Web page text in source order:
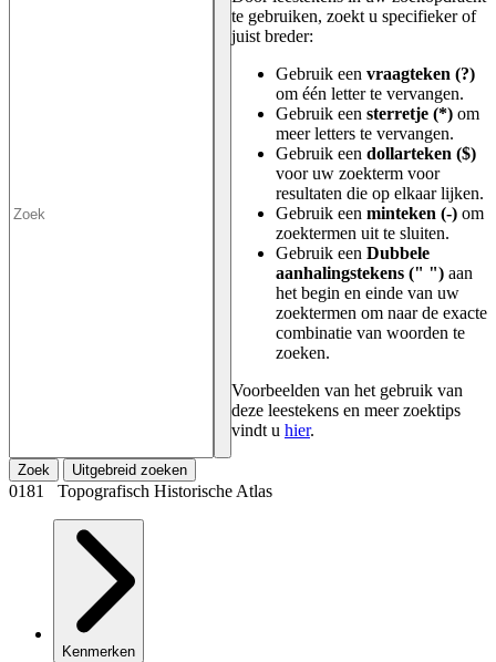
te gebruiken, zoekt u specifieker of
juist breder:
Gebruik een vraagteken (?)
om één letter te vervangen.
Gebruik een sterretje (*) om
meer letters te vervangen.
Gebruik een dollarteken ($)
voor uw zoekterm voor
resultaten die op elkaar lijken.
Gebruik een minteken (-) om
zoektermen uit te sluiten.
Gebruik een Dubbele
aanhalingstekens (" ") aan
het begin en einde van uw
zoektermen om naar de exacte
combinatie van woorden te
zoeken.
Voorbeelden van het gebruik van
deze leestekens en meer zoektips
vindt u hier.
Zoek Uitgebreid zoeken
0181 Topografisch Historische Atlas
Kenmerken